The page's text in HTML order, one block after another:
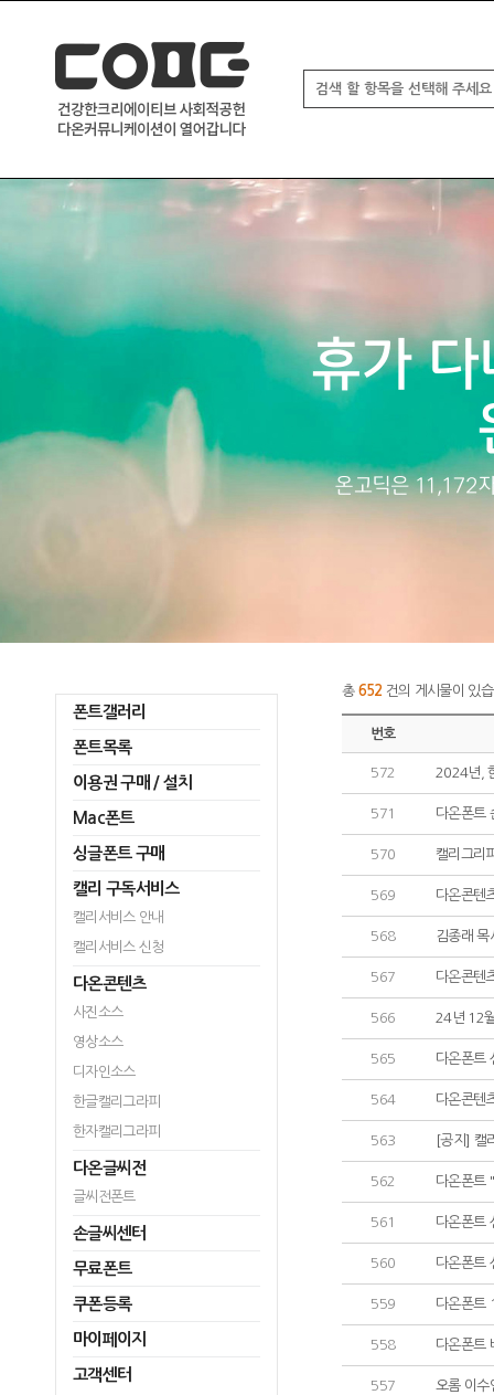
폰트갤러리
폰트목록
이용권 구매 / 설치
Mac폰트
싱글폰트 구매
캘리 구독서비스
캘리서비스 안내
캘리서비스 신청
다온콘텐츠
사진소스
영상소스
디자인소스
한글캘리그라피
한자캘리그라피
다온글씨전
글씨전폰트
손글씨센터
무료폰트
쿠폰등록
마이페이지
고객센터
총 652 건의 게시물이 있
번호
572 2024년,
571 다온폰트
570 캘리그리
569 다온콘텐
568 김종래
567 다온콘텐
566 24년 12
565 다온폰트
564 다온콘텐
563 [공지] 캘
562 다온폰트
561 다온폰트
560 다온폰트
559 다온폰트
558 다온폰트
557 오롬 이수